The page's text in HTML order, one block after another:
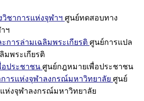
ชาการแห่งจุฬาฯ ศูนย์ทดสอบทาง
ฯ
การล่ามเฉลิมพระเกียรติ ศูนย์การแปล
มพระเกียรติ
ประชาชน ศูนย์กฎหมายเพื่อประชาชน
ารแห่งจุฬาลงกรณ์มหาวิทยาลัย ศูนย์
ห่งจุฬาลงกรณ์มหาวิทยาลัย